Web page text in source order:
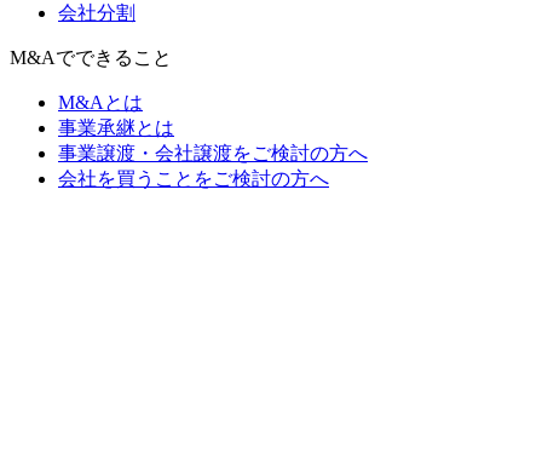
会社分割
M&Aでできること
M&Aとは
事業承継とは
事業譲渡・会社譲渡をご検討の方へ
会社を買うことをご検討の方へ